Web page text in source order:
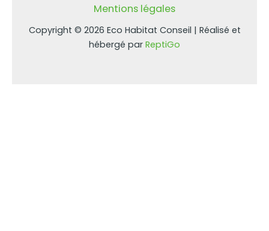
Mentions légales
Copyright © 2026 Eco Habitat Conseil | Réalisé et
hébergé par ReptiGo